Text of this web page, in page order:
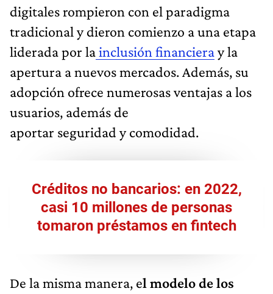
digitales rompieron con el paradigma
tradicional y dieron comienzo a una etapa
liderada por lainclusión financieray la
apertura a nuevos mercados. Además, su
adopción ofrece numerosas ventajas a los
usuarios, además de
aportar seguridad y comodidad.
Créditos no bancarios: en 2022,
casi 10 millones de personas
tomaron préstamos en fintech
De la misma manera, el modelo de los